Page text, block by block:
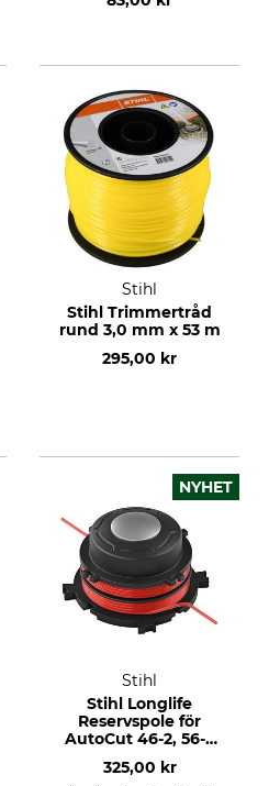
Stihl
Stihl Trimmertråd
rund 3,0 mm x 53 m
295,00 kr
NYHET
Stihl
Stihl Longlife
Reservspole för
AutoCut 46-2, 56-2
och 36-2
325,00 kr